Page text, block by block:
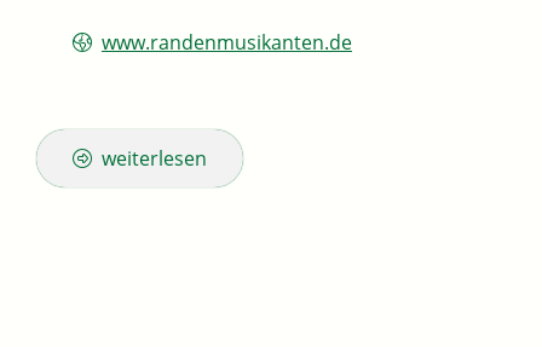
www.randenmusikanten.de
weiterlesen